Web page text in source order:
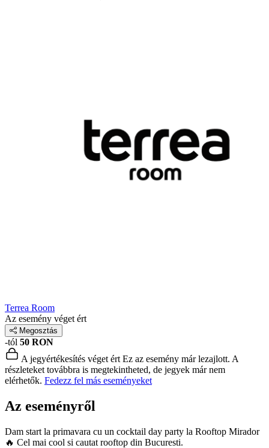
Terrea Room
Az esemény véget ért
Megosztás
-tól 50 RON
A jegyértékesítés véget ért Ez az esemény már lezajlott. A
részleteket továbbra is megtekintheted, de jegyek már nem
elérhetők. Fedezz fel más eseményeket
Az eseményről
Dam start la primavara cu un cocktail day party la Rooftop Mirador
🔥 Cel mai cool si cautat rooftop din Bucuresti.